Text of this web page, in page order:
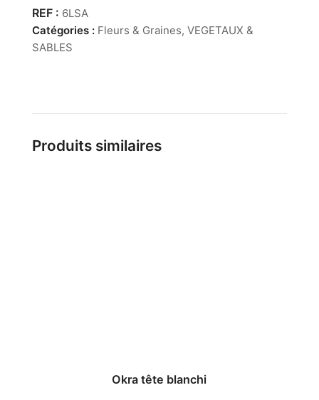
Sabulosum
têtes
(kg)
6LSA
Catégories : Fleurs & Graines, VEGETAUX &
SABLES
Produits similaires
Okra tête blanchi